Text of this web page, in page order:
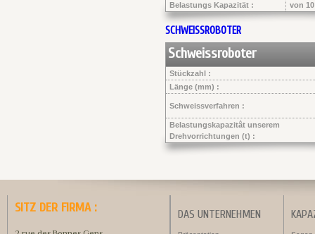
Belastungs Kapazität :
von
SCHWEISSROBOTER
Schweissroboter
Stückzahl :
Länge (mm) :
Schweissverfahren :
Belastungskapazitât unserem
Drehvorrichtungen (t) :
SITZ DER FIRMA : DAS UNTERNEHMEN